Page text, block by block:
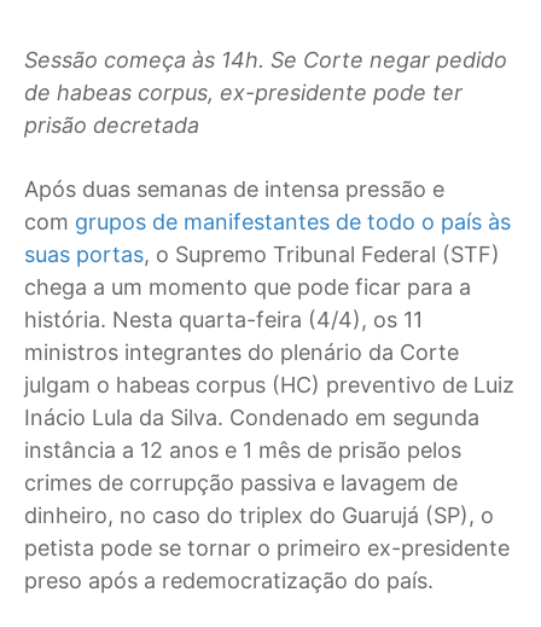
Sessão começa às 14h. Se Corte negar pedido
de habeas corpus, ex-presidente pode ter
prisão decretada
Após duas semanas de intensa pressão e
com grupos de manifestantes de todo o país às
suas portas, o Supremo Tribunal Federal (STF)
chega a um momento que pode ficar para a
história. Nesta quarta-feira (4/4), os 11
ministros integrantes do plenário da Corte
julgam o habeas corpus (HC) preventivo de Luiz
Inácio Lula da Silva. Condenado em segunda
instância a 12 anos e 1 mês de prisão pelos
crimes de corrupção passiva e lavagem de
dinheiro, no caso do triplex do Guarujá (SP), o
petista pode se tornar o primeiro ex-presidente
preso após a redemocratização do país.